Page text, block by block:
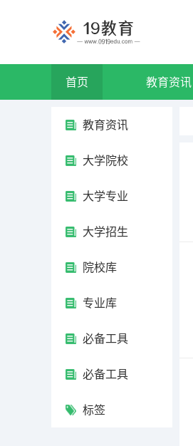
首页 教育资讯
教育资讯
大学院校
大学专业
大学招生
院校库
专业库
必备工具
必备工具
标签